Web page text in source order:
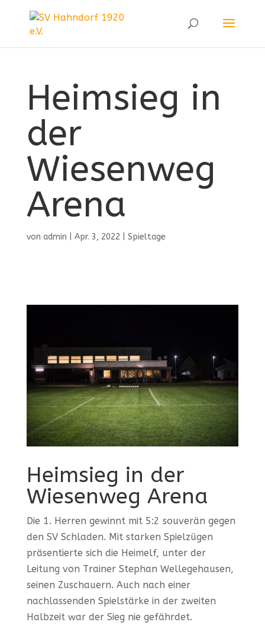
Heimsieg in
der
Wiesenweg
Arena
von admin Apr. 3, 2022 Spieltage
Heimsieg in der
Wiesenweg Arena
Die 1. Herren gewinnt mit 5:2 souverän gegen
den SV Schladen. Mit starken Spielzügen
präsentierte sich die Heimelf, unter der
Leitung von Trainer Stephan Wellegehausen,
seinen Zuschauern. Auch nach einer
nachlassenden Spielstärke in der zweiten
Halbzeit war der Sieg nie gefährdet.